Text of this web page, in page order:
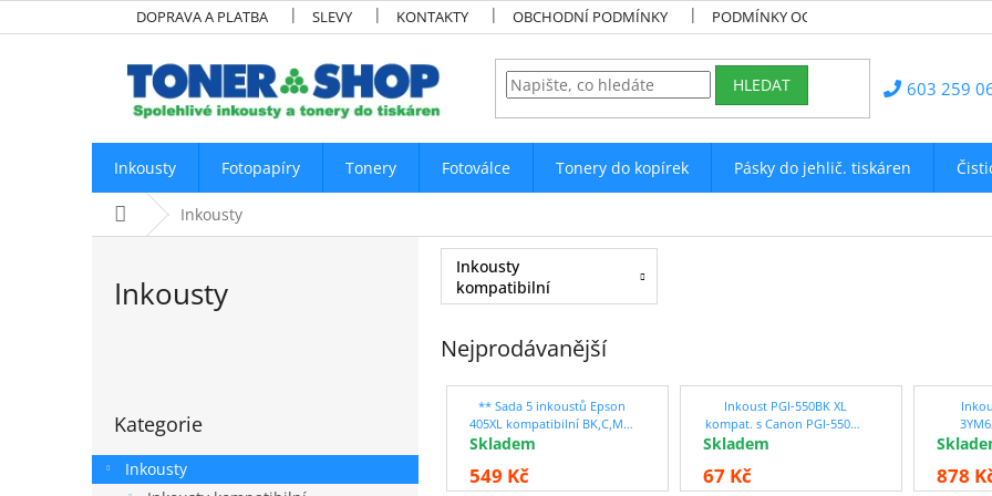
na
DOPRAVA A PLATBA SLEVY KONTAKTY OBCHODNÍ PODMÍNKY PODMÍNKY OCHRANY OSOBNÍCH ÚDAJŮ
HLEDAT 603 259
Inkousty Fotopapíry Tonery Fotoválce Tonery do kopírek Pásky do jehlič. tiskáren
Domů Inkousty
Inkousty
r
a
kategorie
Kategorie
Inkousty
Inkousty
kompatibilní
Nejprodávanější
** Sada 5 inkoustů Epson
405XL kompatibilní BK,C,M,Y
se slevou 12 % !!
Skladem
549 Kč
Inkoust PGI-550BK XL
kompat. s Canon PGI-550BK
XL, černý, 24 ml !!
Skladem
67 Kč 878